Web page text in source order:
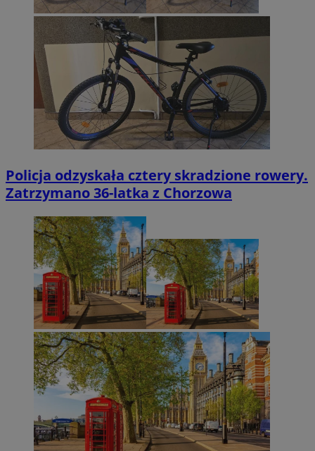
Policja odzyskała cztery skradzione rowery.
Zatrzymano 36-latka z Chorzowa